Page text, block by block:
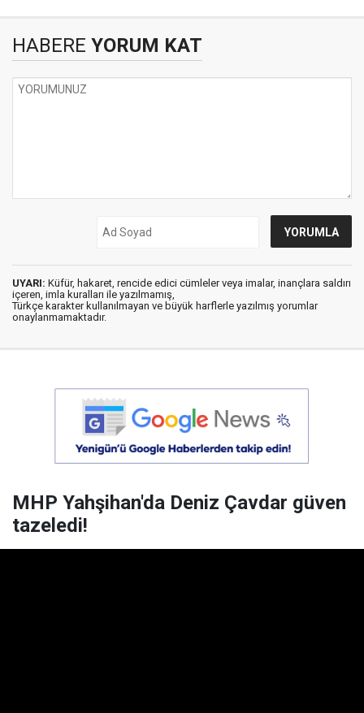
HABERE YORUM KAT
UYARI: Küfür, hakaret, rencide edici cümleler veya imalar, inançlara saldırı
içeren, imla kuralları ile yazılmamış,
Türkçe karakter kullanılmayan ve büyük harflerle yazılmış yorumlar
onaylanmamaktadır.
MHP Yahşihan'da Deniz Çavdar güven
tazeledi!